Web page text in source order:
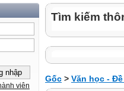
viên
Tìm kiếm
Gốc > Văn học -